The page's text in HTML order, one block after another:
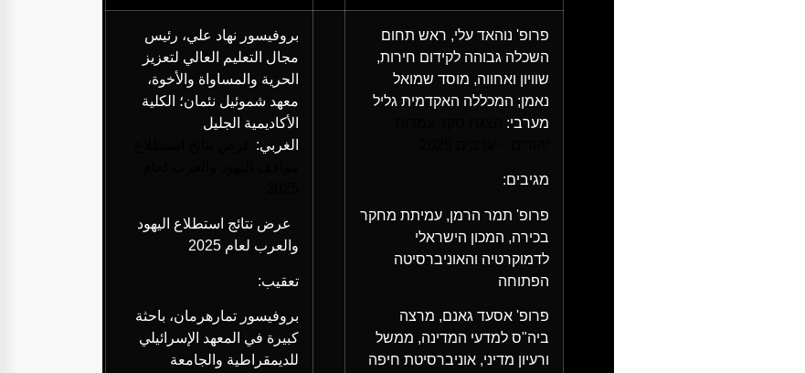
פרופ' נוהאד עלי, ראש תחום
השכלה גבוהה לקידום חירות,
שוויון ואחווה, מוסד שמואל
נאמן; המכללה האקדמית גליל
מערבי:
מגיבים:
פרופ' תמר הרמן, עמיתת מחקר
בכירה, המכון הישראלי
לדמוקרטיה והאוניברסיטה
הפתוחה
פרופ' אסעד גאנם, מרצה
ביה"ס למדעי המדינה, ממשל
ורעיון מדיני, אוניברסיטת חיפה
بروفيسور نهاد علي، رئيس
مجال التعليم العالي لتعزيز
الحرية والمساواة والأخوة،
معهد شموئيل نئمان؛ الكلية
الأكاديمية الجليل
الغربي:
عرض نتائج استطلاع اليهود
والعرب لعام 2025
تعقيب:
بروفيسور تمارهرمان، باحثة
كبيرة في المعهد الإسرائيلي
للديمقراطية والجامعة